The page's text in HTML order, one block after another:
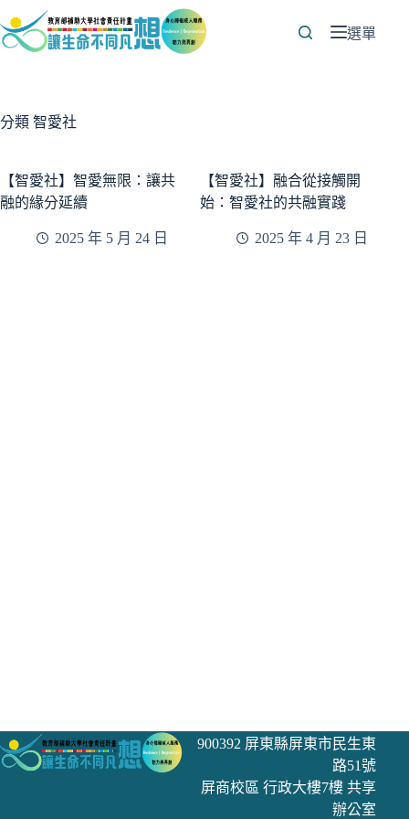
至
容
選單
分類 智愛社
【智愛社】智愛無限：讓共
融的緣分延續
2025 年 5 月 24 日
【智愛社】融合從接觸開
始：智愛社的共融實踐
2025 年 4 月 23 日
900392 屏東縣屏東市民生東
路51號
屏商校區 行政大樓7樓 共享
辦公室